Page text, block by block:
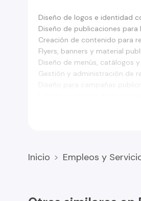
Diseño de logos e identidad
Diseño de publicaciones
Creación de contenido para
Flyers, banners y material
Diseño de menús, catálogos
Gestión y administración de
Atención online para todo
Inicio Empleos y